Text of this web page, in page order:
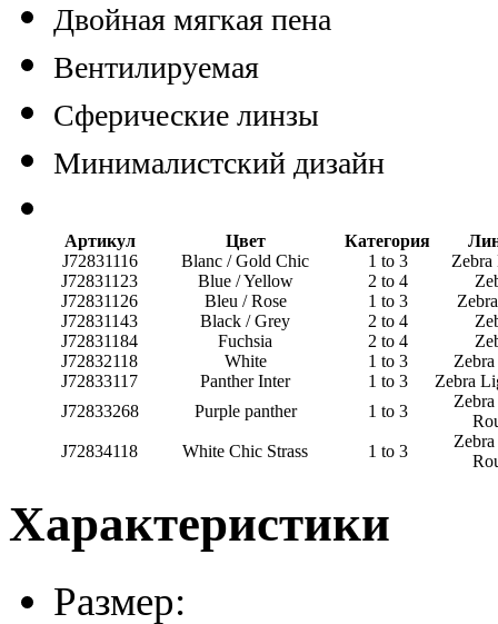
Двойная мягкая пена
Вентилируемая
Сферические линзы
Минималистский дизайн
Артикул Цвет Категория
J72831116
Blanc / Gold Chic 1 to 3
J72831123
Blue / Yellow 2 to 4
J72831126
Bleu / Rose 1 to 3
J72831143
Black / Grey 2 to 4
J72831184
Fuchsia 2 to 4
J72832118
White 1 to 3
J72833117
Panther Inter 1 to 3
Zebra
J72833268
Purple panther 1 to 3
J72834118
White Chic Strass 1 to 3
Характеристики
Размер: